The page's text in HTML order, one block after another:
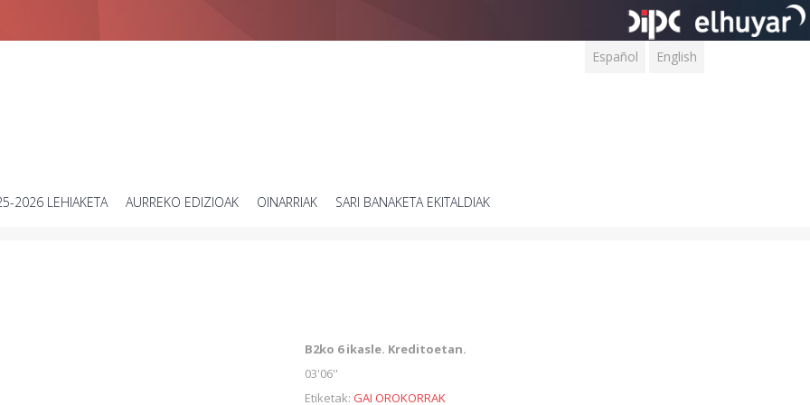
Español English
2026 LEHIAKETA AURREKO EDIZIOAK OINARRIAK SARI BANAKETA EKITALDIAK
B2ko 6 ikasle. Kreditoetan.
03'06''
Etiketak: GAI OROKORRAK